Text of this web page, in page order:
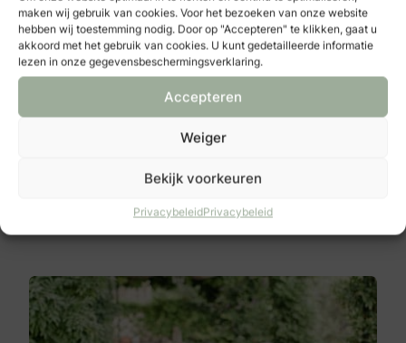
maken wij gebruik van cookies. Voor het bezoeken van onze website
hebben wij toestemming nodig. Door op "Accepteren" te klikken, gaat u
akkoord met het gebruik van cookies. U kunt gedetailleerde informatie
lezen in onze gegevensbeschermingsverklaring.
Accepteren
Weiger
Bekijk voorkeuren
PrivacybeleidPrivacybeleid